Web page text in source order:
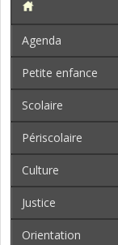
Agenda
Petite enfance
Scolaire
Périscolaire
Culture
Justice
Orientation